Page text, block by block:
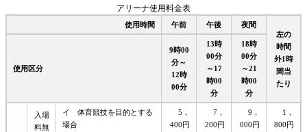
アリーナ使用料金表
使用時間 午前 午後
夜間
左の
時間
外1時
間当
たり
使用区分
9時00
分～
12時
00分
13時
00分
～17
時00
分
18時
00分
～21
時00
分
入場
料無
イ 体育競技を目的とする
場合
5，
400円
7，
200円
9，
000円
1，
800円